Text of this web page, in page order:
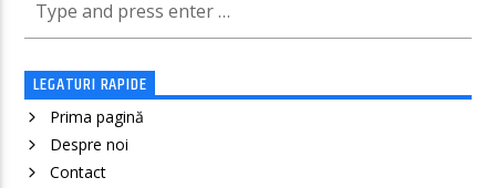
LEGATURI RAPIDE
Prima pagină
Despre noi
Contact